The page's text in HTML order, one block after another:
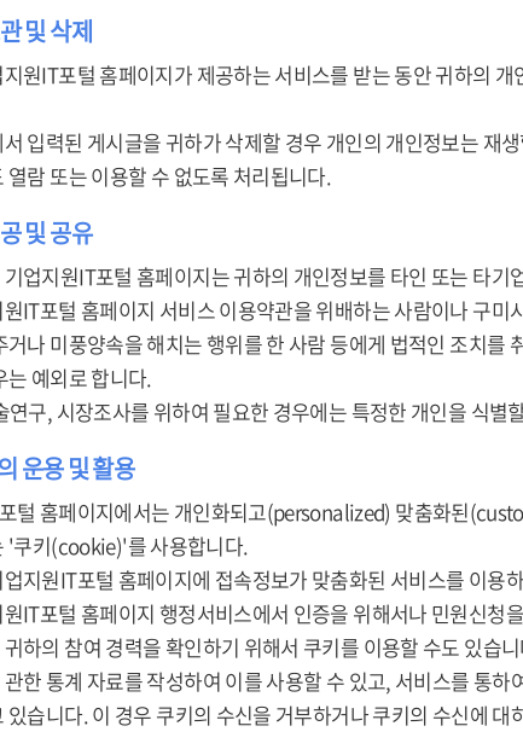
및 삭제
원IT포털 홈페이지가 제공하는 서비스를 받는 동안 귀하의
입력된 게시글을 귀하가 삭제할 경우 개인의 개인정보는 재
열람 또는 이용할 수 없도록 처리됩니다.
및 공유
업지원IT포털 홈페이지는 귀하의 개인정보를 타인 또는 타기
IT포털 홈페이지 서비스 이용약관을 위배하는 사람이나 구
거나 미풍양속을 해치는 행위를 한 사람 등에게 법적인 조치를
는 예외로 합니다.
연구, 시장조사를 위하여 필요한 경우에는 특정한 개인을 식별
운용 및 활용
털 홈페이지에서는 개인화되고(personalized) 맞춤화된
'쿠키(cookie)'를 사용합니다.
지원IT포털 홈페이지에 접속정보가 맞춤화된 서비스를 이용
IT포털 홈페이지 행정서비스에서 인증을 위해서나 민원신청
하의 참여 경력을 확인하기 위해서 쿠키를 이용할 수도 있습
한 통계 자료를 작성하여 이를 사용할 수 있고, 서비스를 통
있습니다. 이 경우 쿠키의 수신을 거부하거나 쿠키의 수신에